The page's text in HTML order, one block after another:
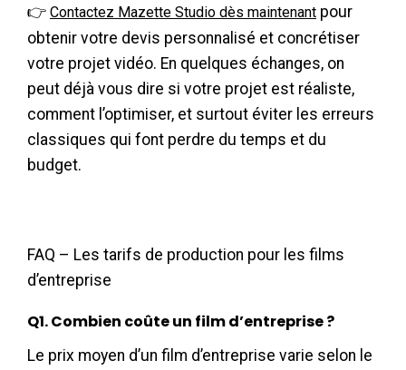
👉 Contactez Mazette Studio dès maintenant pour
obtenir votre devis personnalisé et concrétiser
votre projet vidéo. En quelques échanges, on
peut déjà vous dire si votre projet est réaliste,
comment l’optimiser, et surtout éviter les erreurs
classiques qui font perdre du temps et du
budget.
FAQ – Les tarifs de production pour les films
d’entreprise
Q1. Combien coûte un film d’entreprise ?
Le prix moyen d’un film d’entreprise varie selon le